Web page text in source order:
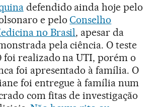
defendido ainda hoje pelo
e peloConselho
no Brasil, apesar da
pela ciência. O teste
foi realizado na UTI, porém o
foi apresentado à família. O
foi entregue à família num
com fitas de investigação